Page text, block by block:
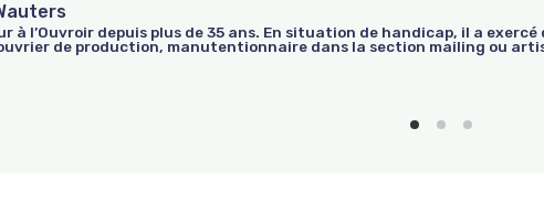
à l’Ouvroir depuis plus de 35 ans. En situation de handicap, il a
de production, manutentionnaire dans la section mailing ou